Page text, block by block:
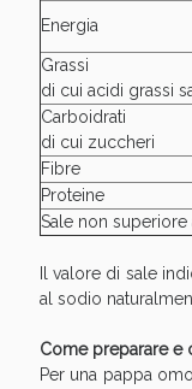
Energia
Grassi
di cui acidi grassi
Carboidrati
di cui zuccheri
Fibre
Proteine
Sale non superiore
Il valore di sale
al sodio
Come preparare e
Per una pappa